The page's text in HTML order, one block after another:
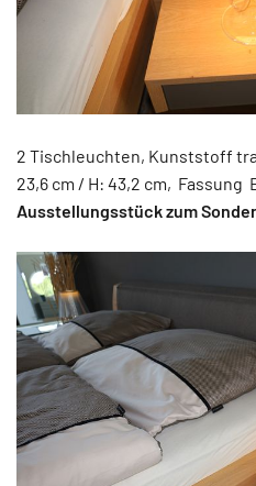
2 Tischleuchten, Kunststoff
23,6 cm / H: 43,2 cm, Fassung
Ausstellungsstück zum